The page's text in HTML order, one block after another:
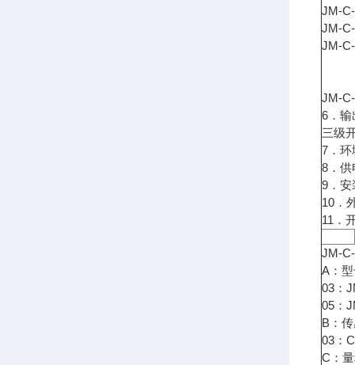
JM-
JM-
JM-
JM-
6．输
三级
7．环
8．供
9．安
10．
11．
JM-
A：
03：
05：
B：
03：
C：